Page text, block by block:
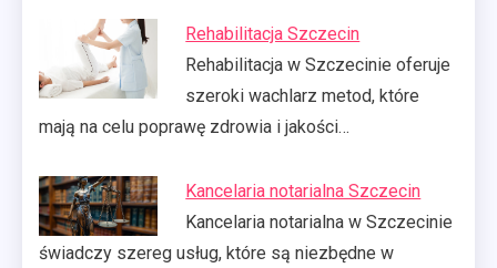
Rehabilitacja Szczecin
Rehabilitacja w Szczecinie oferuje
szeroki wachlarz metod, które
mają na celu poprawę zdrowia i jakości…
Kancelaria notarialna Szczecin
Kancelaria notarialna w Szczecinie
świadczy szereg usług, które są niezbędne w